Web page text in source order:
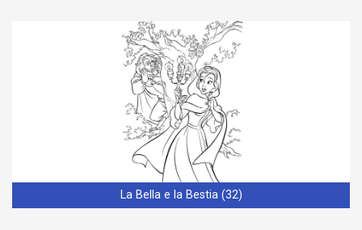
La Bella e la Bestia (32)